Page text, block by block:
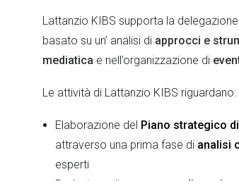
Lattanzio KIBS supporta la
basato su un’ analisi di approcci e
mediatica e nell’organizzazione di
Le attività di Lattanzio KIBS riguardano:
Elaborazione del Piano strategico
attraverso una prima fase di analisi
esperti